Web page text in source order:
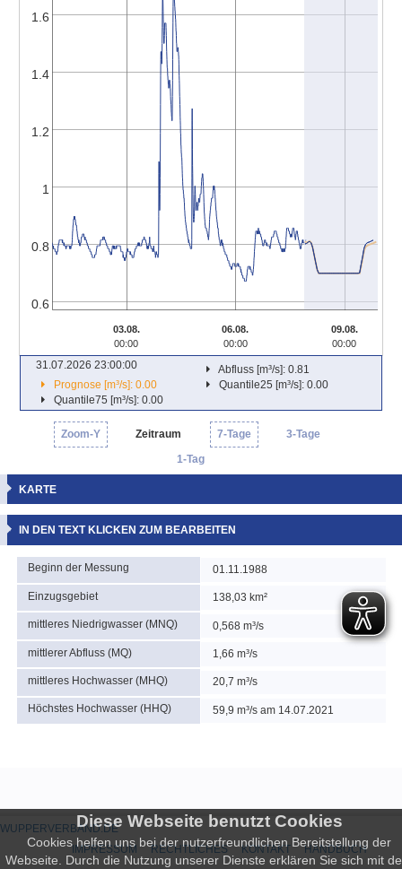
0.6
0.8
1
1.2
1.4
1.6
03.08.
00:00
06.08.
00:00
09.08.
00:00
31.07.2026 23:00:00
Abfluss [m³/s]: 0.81
Prognose [m³/s]: 0.00
Quantile25 [m³/s]: 0.00
Quantile75 [m³/s]: 0.00
Zoom-Y Zeitraum 7-Tage
3-Tage
1-Tag
KARTE
IN DEN TEXT KLICKEN ZUM BEARBEITEN
Beginn der Messung 01.11.1988
Einzugsgebiet 138,03 km²
mittleres Niedrigwasser (MNQ) 0,568 m³/s
mittlerer Abfluss (MQ) 1,66 m³/s
mittleres Hochwasser (MHQ) 20,7 m³/s
Höchstes Hochwasser (HHQ) 59,9 m³/s am 14.07.2021
WUPPERVERBAND.DE
IMPRESSUM
RECHTLICHES KONTAKT HANDBUCH
Diese Webseite benutzt Cookies
Cookies helfen uns bei der nutzerfreundlichen Bereitstellung der
Webseite. Durch die Nutzung unserer Dienste erklären Sie sich mit